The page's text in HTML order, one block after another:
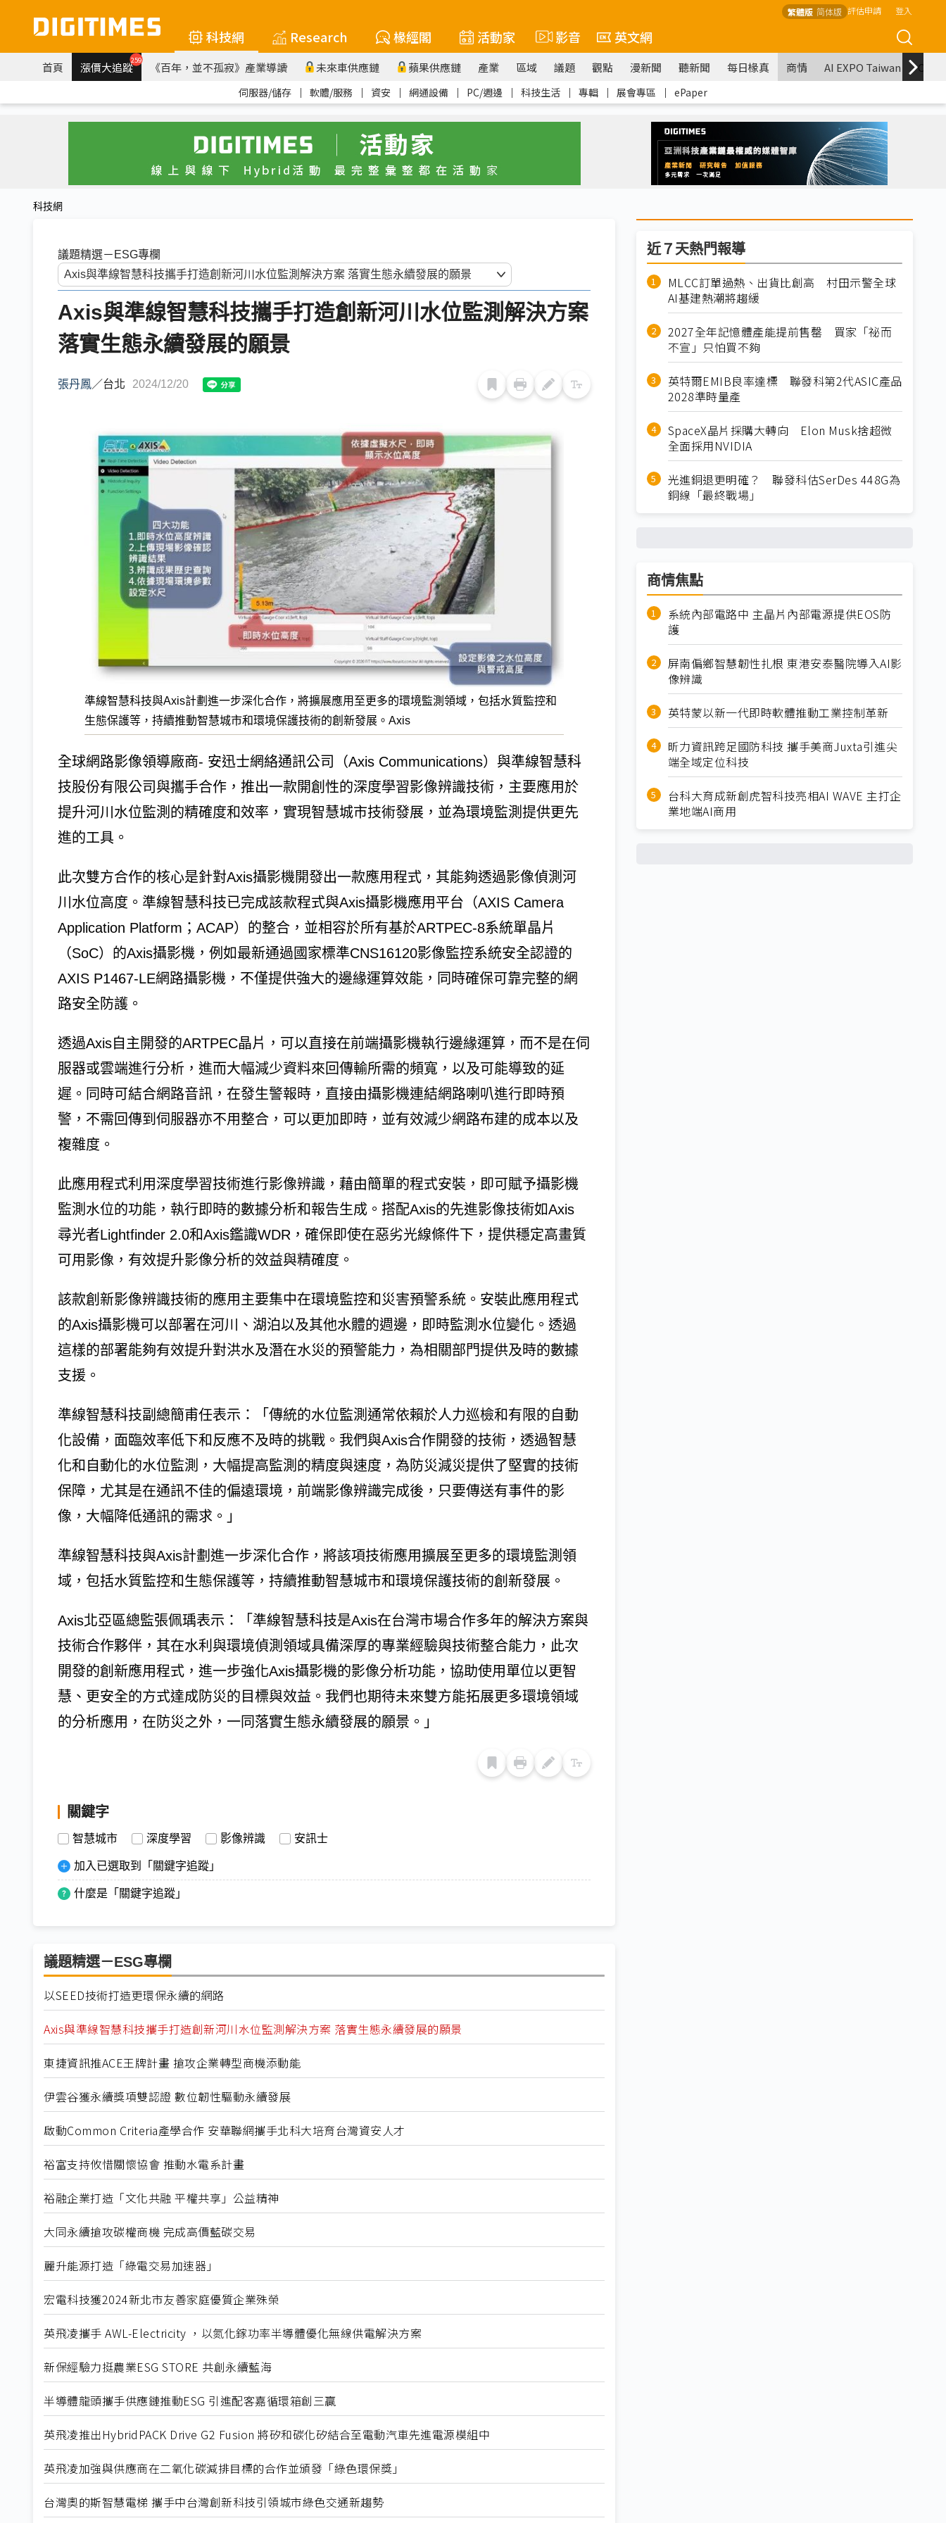
繁體版 简体版 評估申請 登入
科技網 Research 椽經閣 活動家 影音 英文網
首頁 漲價大追蹤259 《百年，並不孤寂》產業導讀 未來車供應鏈 蘋果供應鏈 產業 區域 議題 觀點 漫新聞 聽新聞 每日椽真 商情 AI EXPO Taiwan
伺服器/儲存 ｜ 軟體/服務 ｜ 資安 ｜ 網通設備 ｜ PC/週邊 ｜ 科技生活 ｜ 專輯 ｜ 展會專區 ｜ ePaper
科技網
議題精選－ESG專欄
Axis與準線智慧科技攜手打造創新河川水位監測解決方案
落實生態永續發展的願景
張丹鳳／台北 2024/12/20
準線智慧科技與Axis計劃進一步深化合作，將擴展應用至更多的環境監測領域，包括水質監控和
生態保護等，持續推動智慧城市和環境保護技術的創新發展。Axis
全球網路影像領導廠商- 安迅士網絡通訊公司（Axis Communications）與準線智慧科
技股份有限公司與攜手合作，推出一款開創性的深度學習影像辨識技術，主要應用於
提升河川水位監測的精確度和效率，實現智慧城市技術發展，並為環境監測提供更先
進的工具。
此次雙方合作的核心是針對Axis攝影機開發出一款應用程式，其能夠透過影像偵測河
川水位高度。準線智慧科技已完成該款程式與Axis攝影機應用平台（AXIS Camera
Application Platform；ACAP）的整合，並相容於所有基於ARTPEC-8系統單晶片
（SoC）的Axis攝影機，例如最新通過國家標準CNS16120影像監控系統安全認證的
AXIS P1467-LE網路攝影機，不僅提供強大的邊緣運算效能，同時確保可靠完整的網
路安全防護。
透過Axis自主開發的ARTPEC晶片，可以直接在前端攝影機執行邊緣運算，而不是在伺
服器或雲端進行分析，進而大幅減少資料來回傳輸所需的頻寬，以及可能導致的延
遲。同時可結合網路音訊，在發生警報時，直接由攝影機連結網路喇叭進行即時預
警，不需回傳到伺服器亦不用整合，可以更加即時，並有效減少網路布建的成本以及
複雜度。
此應用程式利用深度學習技術進行影像辨識，藉由簡單的程式安裝，即可賦予攝影機
監測水位的功能，執行即時的數據分析和報告生成。搭配Axis的先進影像技術如Axis
尋光者Light­finder 2.0和Axis鑑識WDR，確保即使在惡劣光線條件下，提供穩定高畫質
可用影像，有效提升影像分析的效益與精確度。
該款創新影像辨識技術的應用主要集中在環境監控和災害預警系統。安裝此應用程式
的Axis攝影機可以部署在河川、湖泊以及其他水體的週邊，即時監測水位變化。透過
這樣的部署能夠有效提升對洪水及潛在水災的預警能力，為相關部門提供及時的數據
支援。
準線智慧科技副總簡甫任表示：「傳統的水位監測通常依賴於人力巡檢和有限的自動
化設備，面臨效率低下和反應不及時的挑戰。我們與Axis合作開發的技術，透過智慧
化和自動化的水位監測，大幅提高監測的精度與速度，為防災減災提供了堅實的技術
保障，尤其是在通訊不佳的偏遠環境，前端影像辨識完成後，只要傳送有事件的影
像，大幅降低通訊的需求。」
準線智慧科技與Axis計劃進一步深化合作，將該項技術應用擴展至更多的環境監測領
域，包括水質監控和生態保護等，持續推動智慧城市和環境保護技術的創新發展。
Axis北亞區總監張佩瑀表示：「準線智慧科技是Axis在台灣市場合作多年的解決方案與
技術合作夥伴，其在水利與環境偵測領域具備深厚的專業經驗與技術整合能力，此次
開發的創新應用程式，進一步強化Axis攝影機的影像分析功能，協助使用單位以更智
慧、更安全的方式達成防災的目標與效益。我們也期待未來雙方能拓展更多環境領域
的分析應用，在防災之外，一同落實生態永續發展的願景。」
關鍵字
智慧城市 深度學習 影像辨識 安訊士
加入已選取到「關鍵字追蹤」
什麼是「關鍵字追蹤」
議題精選－ESG專欄
以SEED技術打造更環保永續的網路
Axis與準線智慧科技攜手打造創新河川水位監測解決方案 落實生態永續發展的願景
東捷資訊推ACE王牌計畫 搶攻企業轉型商機添動能
伊雲谷獲永續獎項雙認證 數位韌性驅動永續發展
啟動Common Criteria產學合作 安華聯網攜手北科大培育台灣資安人才
裕富支持攸惜關懷協會 推動水電系計畫
裕融企業打造「文化共融 平權共享」公益精神
大同永續搶攻碳權商機 完成高價藍碳交易
麗升能源打造「綠電交易加速器」
宏電科技獲2024新北市友善家庭優質企業殊榮
英飛凌攜手 AWL-Electricity ，以氮化鎵功率半導體優化無線供電解決方案
新保經驗力挺農業ESG STORE 共創永續藍海
半導體龍頭攜手供應鏈推動ESG 引進配客嘉循環箱創三贏
英飛凌推出HybridPACK Drive G2 Fusion 將矽和碳化矽結合至電動汽車先進電源模組中
英飛凌加強與供應商在二氧化碳減排目標的合作並頒發「綠色環保獎」
台灣奧的斯智慧電梯 攜手中台灣創新科技引領城市綠色交通新趨勢
近７天熱門報導
MLCC訂單過熱、出貨比創高 村田示警全球
AI基建熱潮將趨緩
2027全年記憶體產能提前售罄 買家「祕而
不宣」只怕買不夠
英特爾EMIB良率達標 聯發科第2代ASIC產品
2028準時量產
SpaceX晶片採購大轉向 Elon Musk捨超微
全面採用NVIDIA
光進銅退更明確？ 聯發科估SerDes 448G為
銅線「最終戰場」
商情焦點
系統內部電路中 主晶片內部電源提供EOS防
護
屏南偏鄉智慧韌性扎根 東港安泰醫院導入AI影
像辨識
英特蒙以新一代即時軟體推動工業控制革新
昕力資訊跨足國防科技 攜手美商Juxta引進尖
端全域定位科技
台科大育成新創虎智科技亮相AI WAVE 主打企
業地端AI商用